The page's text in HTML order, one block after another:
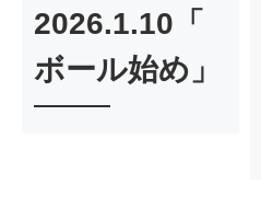
2026.1.10「
ボール始め」